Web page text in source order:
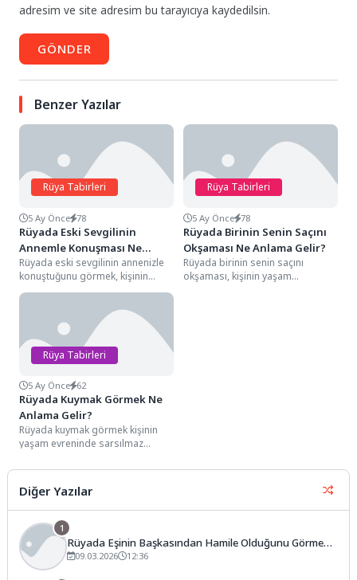
adresim ve site adresim bu tarayıcıya kaydedilsin.
GÖNDER
Benzer Yazılar
Rüya Tabirleri
5 Ay Önce 78
Rüyada Eski Sevgilinin
Annemle Konuşması Ne
Anlama Gelir?
Rüyada eski sevgilinin annenizle
konuştuğunu görmek, kişinin
yaşam evreninde sarsılmaz
Rüya Tabirleri
5 Ay Önce 78
Rüyada Birinin Senin Saçını
Okşaması Ne Anlama Gelir?
Rüyada birinin senin saçını
okşaması, kişinin yaşam
Rüya Tabirleri
5 Ay Önce 62
Rüyada Kuymak Görmek Ne
Anlama Gelir?
Rüyada kuymak görmek kişinin
yaşam evreninde sarsılmaz
bereketin en akışkan ve...
Diğer Yazılar
1
Rüyada Eşinin Başkasından Hamile Olduğunu Görmek
Ne Anlama Gelir?
09.03.2026 12:36